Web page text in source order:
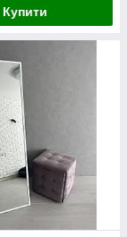
Купити